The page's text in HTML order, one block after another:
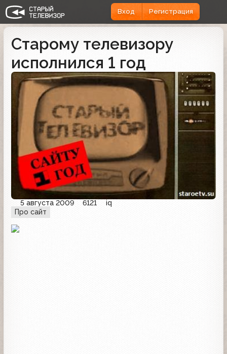
Вход Регистрация
Старому телевизору
исполнился 1 год
5 августа 2009 6121
iq
Про сайт